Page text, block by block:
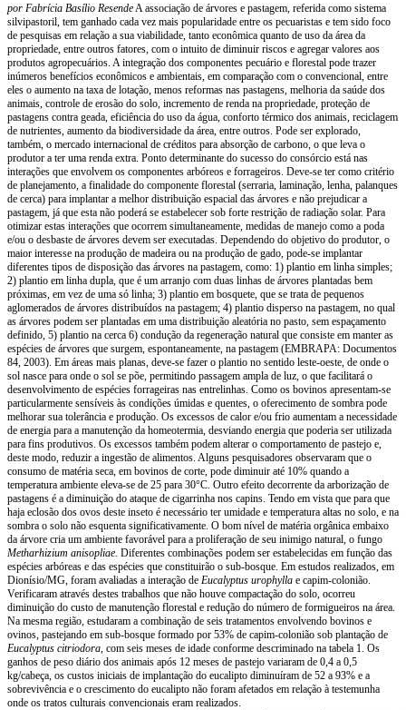
por Fabrícia Basílio ResendeA associação de árvores e pastagem, referida como sistema
silvipastoril, tem ganhado cada vez mais popularidade entre os pecuaristas e tem sido foco
de pesquisas em relação a sua viabilidade, tanto econômica quanto de uso da área da
propriedade, entre outros fatores, com o intuito de diminuir riscos e agregar valores aos
produtos agropecuários. A integração dos componentes pecuário e florestal pode trazer
inúmeros benefícios econômicos e ambientais, em comparação com o convencional, entre
eles o aumento na taxa de lotação, menos reformas nas pastagens, melhoria da saúde dos
animais, controle de erosão do solo, incremento de renda na propriedade, proteção de
pastagens contra geada, eficiência do uso da água, conforto térmico dos animais, reciclagem
de nutrientes, aumento da biodiversidade da área, entre outros. Pode ser explorado,
também, o mercado internacional de créditos para absorção de carbono, o que leva o
produtor a ter uma renda extra. Ponto determinante do sucesso do consórcio está nas
interações que envolvem os componentes arbóreos e forrageiros. Deve-se ter como critério
de planejamento, a finalidade do componente florestal (serraria, laminação, lenha, palanques
de cerca) para implantar a melhor distribuição espacial das árvores e não prejudicar a
pastagem, já que esta não poderá se estabelecer sob forte restrição de radiação solar. Para
otimizar estas interações que ocorrem simultaneamente, medidas de manejo como a poda
e/ou o desbaste de árvores devem ser executadas. Dependendo do objetivo do produtor, o
maior interesse na produção de madeira ou na produção de gado, pode-se implantar
diferentes tipos de disposição das árvores na pastagem, como: 1) plantio em linha simples;
2) plantio em linha dupla, que é um arranjo com duas linhas de árvores plantadas bem
próximas, em vez de uma só linha; 3) plantio em bosquete, que se trata de pequenos
aglomerados de árvores distribuídos na pastagem; 4) plantio disperso na pastagem, no qual
as árvores podem ser plantadas em uma distribuição aleatória no pasto, sem espaçamento
definido, 5) plantio na cerca 6) condução da regeneração natural que consiste em manter as
espécies de árvores que surgem, espontaneamente, na pastagem (EMBRAPA: Documentos
84, 2003). Em áreas mais planas, deve-se fazer o plantio no sentido leste-oeste, de onde o
sol nasce para onde o sol se põe, permitindo passagem ampla de luz, o que facilitará o
desenvolvimento de espécies forrageiras nas entrelinhas. Como os bovinos apresentam-se
particularmente sensíveis às condições úmidas e quentes, o oferecimento de sombra pode
melhorar sua tolerância e produção. Os excessos de calor e/ou frio aumentam a necessidade
de energia para a manutenção da homeotermia, desviando energia que poderia ser utilizada
para fins produtivos. Os excessos também podem alterar o comportamento de pastejo e,
deste modo, reduzir a ingestão de alimentos. Alguns pesquisadores observaram que o
consumo de matéria seca, em bovinos de corte, pode diminuir até 10% quando a
temperatura ambiente eleva-se de 25 para 30°C. Outro efeito decorrente da arborização de
pastagens é a diminuição do ataque de cigarrinha nos capins. Tendo em vista que para que
haja eclosão dos ovos deste inseto é necessário ter umidade e temperatura altas no solo, e na
sombra o solo não esquenta significativamente. O bom nível de matéria orgânica embaixo
da árvore cria um ambiente favorável para a proliferação de seu inimigo natural, o fungo
Metharhizium anisopliae. Diferentes combinações podem ser estabelecidas em função das
espécies arbóreas e das espécies que constituirão o sub-bosque. Em estudos realizados, em
Dionísio/MG, foram avaliadas a interação de Eucalyptus urophylla e capim-colonião.
Verificaram através destes trabalhos que não houve compactação do solo, ocorreu
diminuição do custo de manutenção florestal e redução do número de formigueiros na área.
Na mesma região, estudaram a combinação de seis tratamentos envolvendo bovinos e
ovinos, pastejando em sub-bosque formado por 53% de capim-colonião sob plantação de
Eucalyptus citriodora, com seis meses de idade conforme descriminado na tabela 1. Os
ganhos de peso diário dos animais após 12 meses de pastejo variaram de 0,4 a 0,5
kg/cabeça, os custos iniciais de implantação do eucalipto diminuíram de 52 a 93% e a
sobrevivência e o crescimento do eucalipto não foram afetados em relação à testemunha
onde os tratos culturais convencionais eram realizados.